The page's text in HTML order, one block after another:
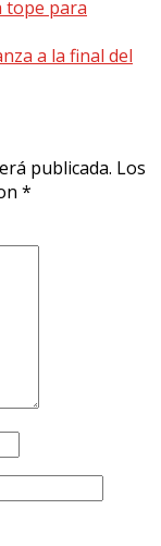
tope para
a la final del
publicada. Los
*